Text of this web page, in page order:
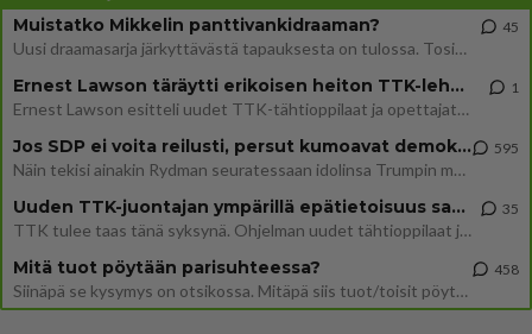
Muistatko Mikkelin panttivankidraaman?
Uusi draamasarja järkyttävästä tapauksesta on tulossa. Tositapahtumiin perustuva sarja ammentaa vuoden 1986 Mikkelin pan
45
Ernest Lawson täräytti erikoisen heiton TTK-lehdistötilaisuudessa: " Onko tässä tarkoituksena...?"
Ernest Lawson esitteli uudet TTK-tähtioppilaat ja opettajat torstaina 6.8. lehdistölle. Tulevalla kaudella on yksi hausk
1
Jos SDP ei voita reilusti, persut kumoavat demokratian Suomesta
Näin tekisi ainakin Rydman seuratessaan idolinsa Trumpin mallia https://www.is.fi/politiikka/art-2000012187244.html
595
Uuden TTK-juontajan ympärillä epätietoisuus sakenee - Nyt MTV hämmentää soppaa
TTK tulee taas tänä syksynä. Ohjelman uudet tähtioppilaat julkistetaan torstaina 6. elokuuta klo 14 alkavassa lehdistö
35
Mitä tuot pöytään parisuhteessa?
Siinäpä se kysymys on otsikossa. Mitäpä siis tuot/toisit pöytään parisuhteessa? Oletko mies vai nainen? Koetko sen mitä
458